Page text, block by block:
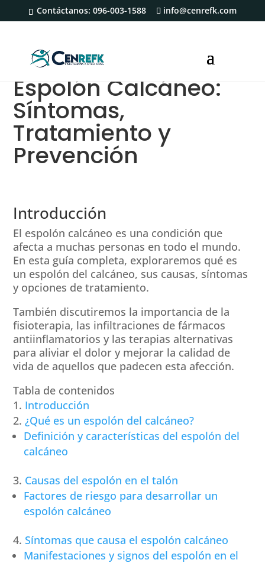
Contáctanos: 096-003-1588 info@cenrefk.com
Espolón Calcáneo:
Síntomas,
Tratamiento y
Prevención
Introducción
El espolón calcáneo es una condición que
afecta a muchas personas en todo el mundo.
En esta guía completa, exploraremos qué es
un espolón del calcáneo, sus causas, síntomas
y opciones de tratamiento.
También discutiremos la importancia de la
fisioterapia, las infiltraciones de fármacos
antiinflamatorios y las terapias alternativas
para aliviar el dolor y mejorar la calidad de
vida de aquellos que padecen esta afección.
Tabla de contenidos
Introducción
¿Qué es un espolón del calcáneo?
Definición y características del espolón del
calcáneo
Causas del espolón en el talón
Factores de riesgo para desarrollar un
espolón calcáneo
Síntomas que causa el espolón calcáneo
Manifestaciones y signos del espolón en el